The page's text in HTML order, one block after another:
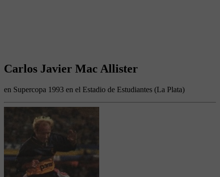
Carlos Javier Mac Allister
en Supercopa 1993 en el Estadio de Estudiantes (La Plata)